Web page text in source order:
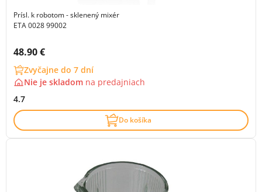
Prísl. k robotom - sklenený mixér
ETA 0028 99002
Cena s DPH:
48.90 €
Zvyčajne do 7 dní
Nie je skladom na predajniach
4.7
Do košíka